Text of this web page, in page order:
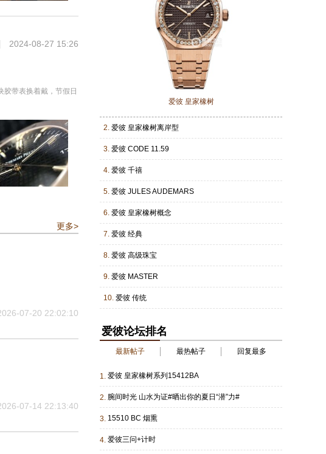
带表换着戴，节假日
2024-08-27 15:26
更多>
07-20 22:02:10
07-14 22:13:40
爱彼 皇家橡树
2. 爱彼 皇家橡树离岸型
3. 爱彼 CODE 11.59
4. 爱彼 千禧
5. 爱彼 JULES AUDEMARS
6. 爱彼 皇家橡树概念
7. 爱彼 经典
8. 爱彼 高级珠宝
9. 爱彼 MASTER
10. 爱彼 传统
爱彼论坛排名
最新帖子 最热帖子 回复最多
1. 爱彼 皇家橡树系列15412BA
2. 腕间时光 山水为证#晒出你的夏日“潜”力#
3. 15510 BC 烟熏
4. 爱彼三问+计时